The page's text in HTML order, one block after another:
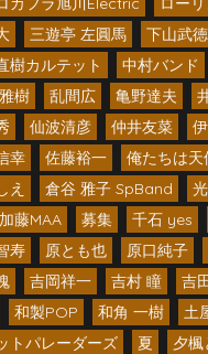
三遊亭 左圓馬 下山武徳
樹カルテット 中村バンド
樹 乱間広 亀野達夫
仙波清彦 仲井友菜
幸 佐藤裕一
俺たちは
え 倉谷 雅子 SpBand
加藤MAA 募集 千石 yes
寿 原とも也 原口純子
吉岡祥一 吉村 瞳 吉
和製POP 和角 一樹
土
トパレーダーズ 夏
夕楓